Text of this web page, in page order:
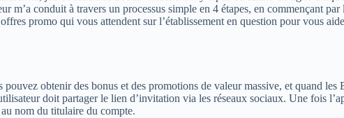
m’a conduit à travers un processus simple en 4 étapes, en commençant
promo qui vous attendent sur l’établissement en question pour vous
obtenir des bonus et des promotions de valeur massive, et quand
doit partager le lien d’invitation via les réseaux sociaux. Une fois
nom du titulaire du compte.